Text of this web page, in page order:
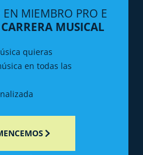
EN MIEMBRO PRO E
MUSICAL
quieras
en todas las